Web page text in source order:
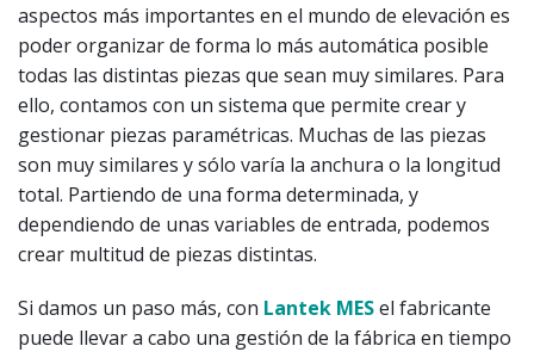
aspectos más importantes en el mundo de elevación es
poder organizar de forma lo más automática posible
todas las distintas piezas que sean muy similares. Para
ello, contamos con un sistema que permite crear y
gestionar piezas paramétricas. Muchas de las piezas
son muy similares y sólo varía la anchura o la longitud
total. Partiendo de una forma determinada, y
dependiendo de unas variables de entrada, podemos
crear multitud de piezas distintas.
Si damos un paso más, con Lantek MESel fabricante
puede llevar a cabo una gestión de la fábrica en tiempo